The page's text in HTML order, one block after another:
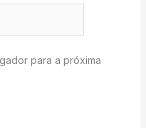
para a próxima